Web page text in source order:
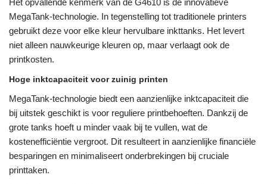
Het opvallende kenmerk van de G4610 is de innovatieve
MegaTank-technologie. In tegenstelling tot traditionele printers
gebruikt deze voor elke kleur hervulbare inkttanks. Het levert
niet alleen nauwkeurige kleuren op, maar verlaagt ook de
printkosten.
Hoge inktcapaciteit voor zuinig printen
MegaTank-technologie biedt een aanzienlijke inktcapaciteit die
bij uitstek geschikt is voor reguliere printbehoeften. Dankzij de
grote tanks hoeft u minder vaak bij te vullen, wat de
kostenefficiëntie vergroot. Dit resulteert in aanzienlijke financiële
besparingen en minimaliseert onderbrekingen bij cruciale
printtaken.